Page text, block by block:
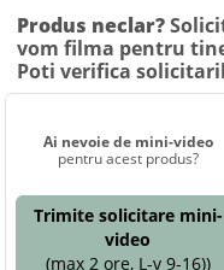
Produs neclar?
vom filma pentru
Poti verifica
Ai nevoie de mini-video
pentru acest produs?
Trimite solicitare mini-
video
(max 2 ore, L-v 9-16))